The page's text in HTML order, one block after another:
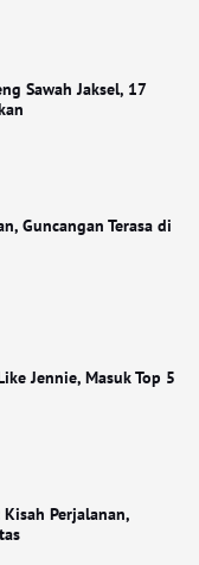
Sawah Jaksel, 17
Guncangan Terasa di
Jennie, Masuk Top 5
Perjalanan,